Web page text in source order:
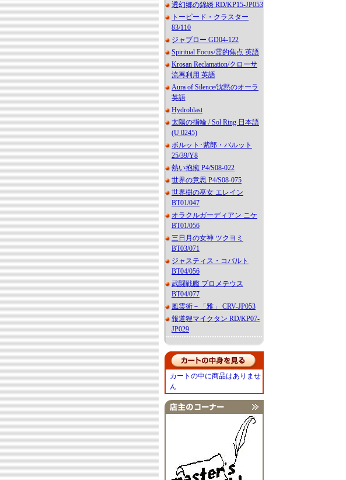
透幻郷の錦綉 RD/KP15-JP053
トーピード・クラスター
83/110
ジャブロー GD04-122
Spiritual Focus/霊的焦点 英語
Krosan Reclamation/クローサ
流再利用 英語
Aura of Silence/沈黙のオーラ
英語
Hydroblast
太陽の指輪 / Sol Ring 日本語
(U 0245)
ボルット･紫郎・バルット
25/39/Y8
熱い抱擁 P4/S08-022
世界の意思 P4/S08-075
世界樹の巫女 エレイン
BT01/047
オラクルガーディアン ニケ
BT01/056
三日月の女神 ツクヨミ
BT03/071
ジャスティス・コバルト
BT04/056
武闘戦艦 プロメテウス
BT04/077
風霊術－「雅」 CRV-JP053
報道狸マイクタン RD/KP07-
JP029
カートの中に商品はありませ
ん